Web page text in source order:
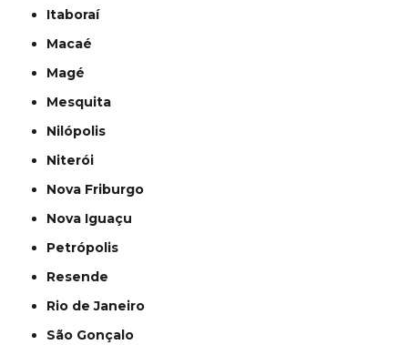
Itaboraí
Macaé
Magé
Mesquita
Nilópolis
Niterói
Nova Friburgo
Nova Iguaçu
Petrópolis
Resende
Rio de Janeiro
São Gonçalo